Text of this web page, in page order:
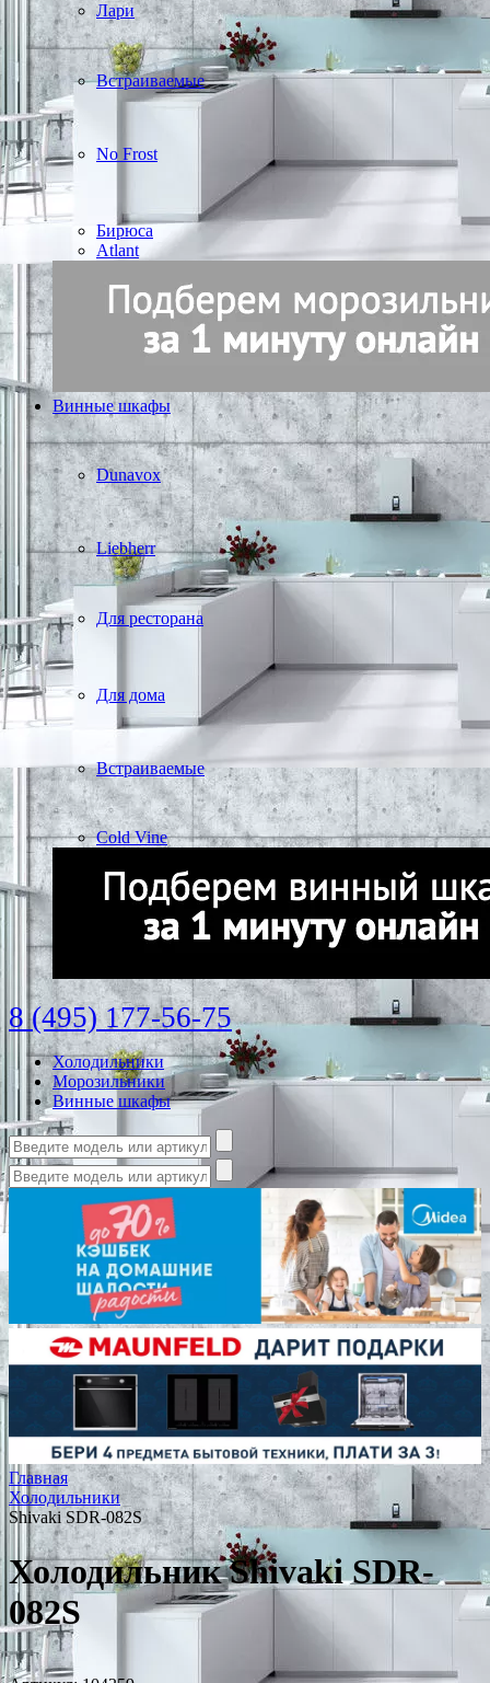
Лари
Встраиваемые
No Frost
Бирюса
Atlant
Винные шкафы
Dunavox
Liebherr
Для ресторана
Для дома
Встраиваемые
Cold Vine
8 (495) 177-56-75
Холодильники
Морозильники
Винные шкафы
Главная
Холодильники
Shivaki SDR-082S
Холодильник Shivaki SDR-
082S